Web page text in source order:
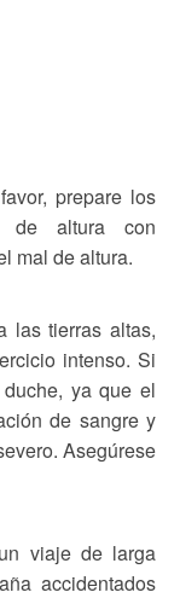
prepare los
de altura con
mal de altura.
las tierras altas,
intenso. Si
ya que el
de sangre y
Asegúrese
viaje de larga
accidentados